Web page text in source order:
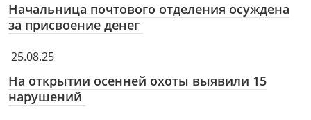
Начальница почтового отделения осуждена
за присвоение денег
25.08.25
На открытии осенней охоты выявили 15
нарушений